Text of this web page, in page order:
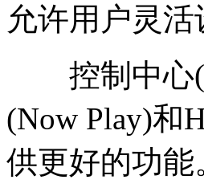
允许用户灵
控制中心
(Now Play)和
供更好的功能